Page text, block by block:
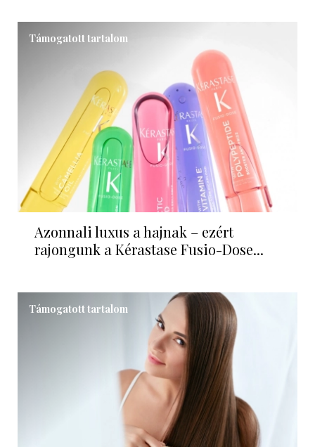
Támogatott tartalom
Azonnali luxus a hajnak – ezért
rajongunk a Kérastase Fusio-Dose...
Támogatott tartalom